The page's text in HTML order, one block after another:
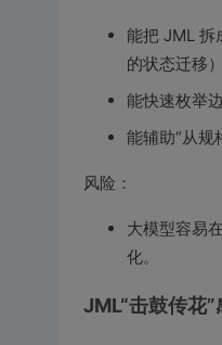
能把 JML
的状态迁移）
能快速枚举
能辅助“从规
风险：
大模型容易
化。
JML“击鼓传花”